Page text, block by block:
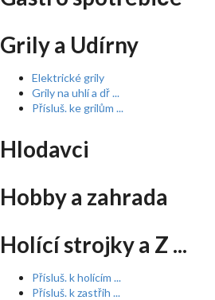
Grily a Udírny
Elektrické grily
Grily na uhlí a dř ...
Přísluš. ke grilům ...
Hlodavci
Hobby a zahrada
Holící strojky a Z ...
Přísluš. k holícím ...
Přísluš. k zastřih ...